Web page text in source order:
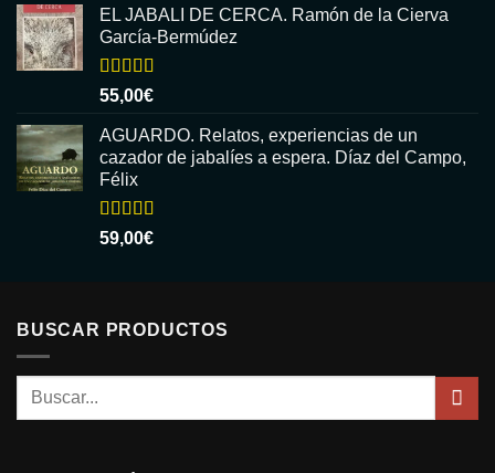
5
EL JABALI DE CERCA. Ramón de la Cierva
García-Bermúdez
Valorado
con
5
55,00€
AGUARDO. Relatos, experiencias de un
cazador de jabalíes a espera. Díaz del Campo,
Félix
Valorado
con
59,00€
BUSCAR PRODUCTOS
Buscar